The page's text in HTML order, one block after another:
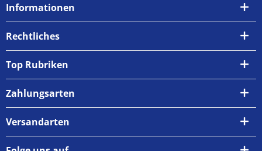
Informationen
Über uns
Zahlungsarten
Versand & Abholung
Newsletter
Rückgabe & Umtausch
Rechtliches
AGB
Widerrufsrecht
Top Rubriken
Zahlungsarten
Versandarten